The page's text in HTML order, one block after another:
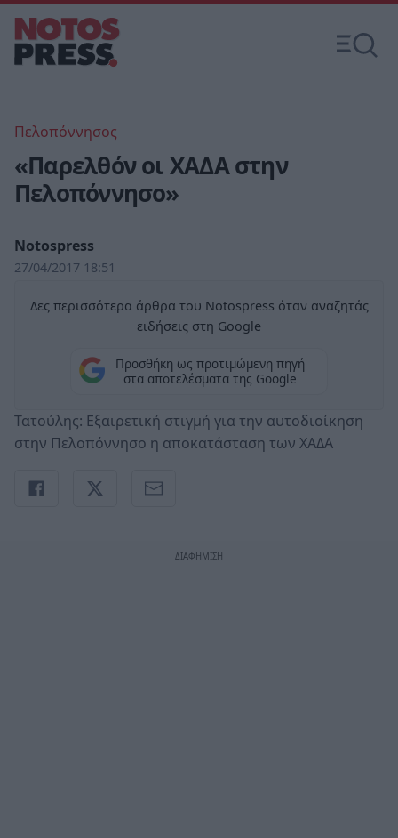
Πελοπόννησος
«Παρελθόν οι ΧΑΔΑ στην
Πελοπόννησο»
Notospress
27/04/2017 18:51
Δες περισσότερα άρθρα του Notospress όταν αναζητάς
ειδήσεις στη Google
Προσθήκη ως προτιμώμενη πηγή
στα αποτελέσματα της Google
Τατούλης: Εξαιρετική στιγμή για την αυτοδιοίκηση
στην Πελοπόννησο η αποκατάσταση των ΧΑΔΑ